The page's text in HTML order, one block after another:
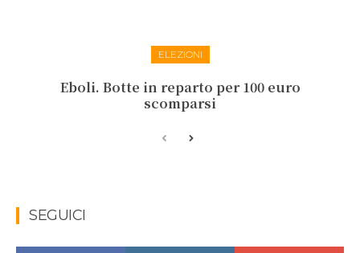
ELEZIONI
Eboli. Botte in reparto per 100 euro
scomparsi
SEGUICI